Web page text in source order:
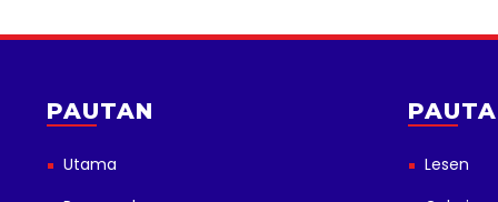
PAUTAN
Utama
Lesen